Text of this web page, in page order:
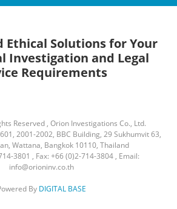
Ethical Solutions for Your
Investigation and Legal
Requirements
Reserved , Orion Investigations Co., Ltd.
2001-2002, BBC Building, 29 Sukhumvit 63,
Wattana, Bangkok 10110, Thailand
3801 , Fax: +66 (0)2-714-3804 , Email:
info@orioninv.co.th
By DIGITAL BASE